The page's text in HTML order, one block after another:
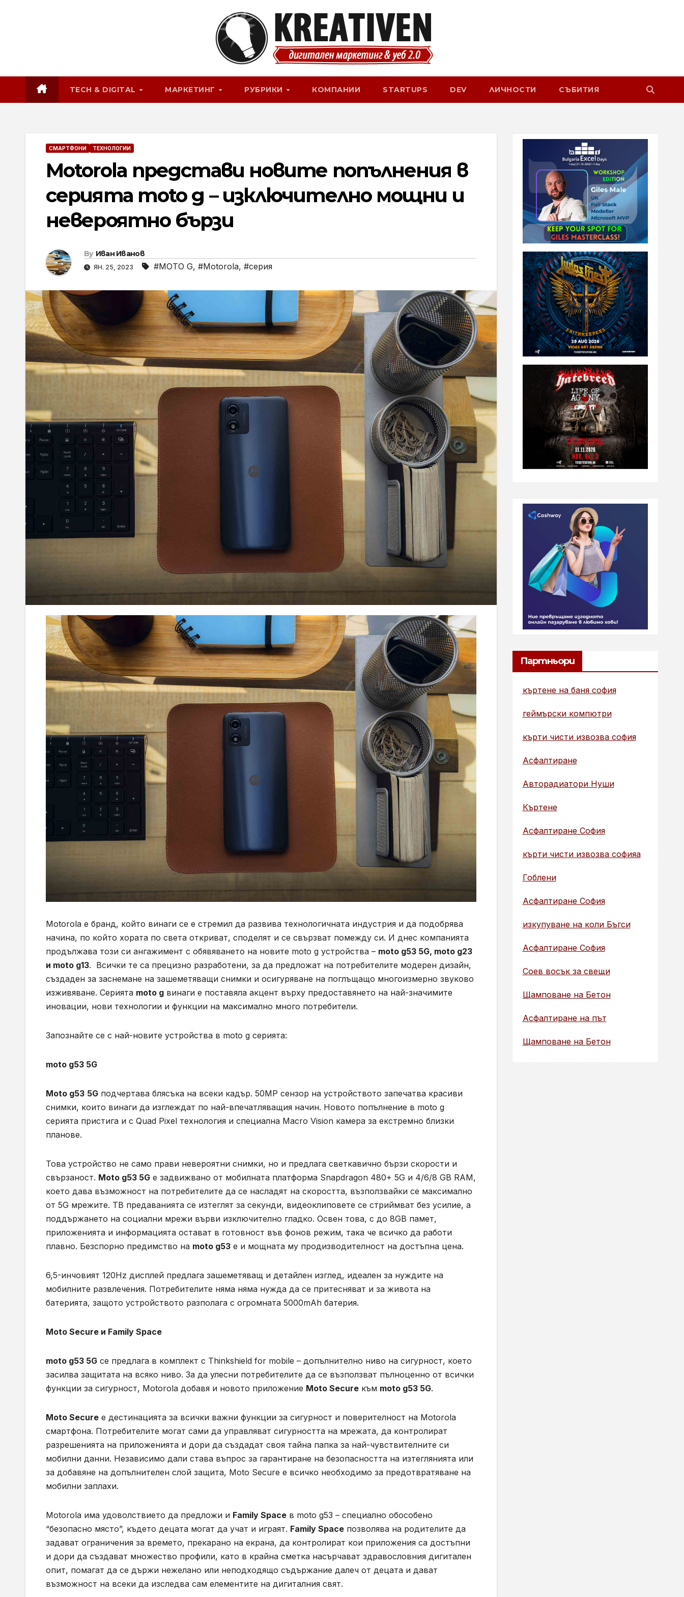
TECH & DIGITAL МАРКЕТИНГ РУБРИКИ КОМПАНИИ STARTUPS DEV ЛИЧНОСТИ СЪБИТИЯ
СМАРТФОНИ ТЕХНОЛОГИИ
Motorola представи новите попълнения в
серията moto g – изключително мощни и
невероятно бързи
By Иван Иванов
ЯН. 25, 2023 #MOTO G, #Motorola, #серия
Motorola е бранд, който винаги се е стремил да развива технологичната индустрия и да подобрява
начина, по който хората по света откриват, споделят и се свързват помежду си. И днес компанията
продължава този си ангажимент с обявяването на новите moto g устройства – moto g53 5G, moto g23
и moto g13. Всички те са прецизно разработени, за да предложат на потребителите модерен дизайн,
създаден за заснемане на зашеметяващи снимки и осигуряване на поглъщащо многоизмерно звуково
изживяване. Серията moto g винаги е поставяла акцент върху предоставянето на най-значимите
иновации, нови технологии и функции на максимално много потребители.
Запознайте се с най-новите устройства в moto g серията:
moto g53 5G
Moto g53 5G подчертава блясъка на всеки кадър. 50MP сензор на устройството запечатва красиви
снимки, които винаги да изглеждат по най-впечатляващия начин. Новото попълнение в moto g
серията пристига и с Quad Pixel технология и специална Macro Vision камера за екстремно близки
планове.
Това устройство не само прави невероятни снимки, но и предлага светкавично бързи скорости и
свързаност. Moto g53 5G e задвижвано от мобилната платформа Snapdragon 480+ 5G и 4/6/8 GB RAM,
което дава възможност на потребителите да се насладят на скоростта, възползвайки се максимално
от 5G мрежите. ТВ предаванията се изтеглят за секунди, видеоклиповете се стриймват без усилие, а
поддържането на социални мрежи върви изключително гладко. Освен това, с до 8GB памет,
приложенията и информацията остават в готовност във фонов режим, така че всичко да работи
плавно. Безспорно предимство на moto g53 e и мощната му продизводителност на достъпна цена.
6,5-инчовият 120Hz дисплей предлага зашеметяващ и детайлен изглед, идеален за нуждите на
мобилните развлечения. Потребителите няма няма нужда да се притесняват и за живота на
батерията, защото устройството разполага с огромната 5000mAh батерия.
Moto Secure и Family Space
moto g53 5G се предлага в комплект с Thinkshield for mobile – допълнително ниво на сигурност, което
засилва защитата на всяко ниво. За да улесни потребителите да се възползват пълноценно от всички
функции за сигурност, Motorola добавя и новото приложение Moto Secure към moto g53 5G.
Moto Secure е дестинацията за всички важни функции за сигурност и поверителност на Motorola
смартфона. Потребителите могат сами да управляват сигурността на мрежата, да контролират
разрешенията на приложенията и дори да създадат своя тайна папка за най-чувствителните си
мобилни данни. Независимо дали става въпрос за гарантиране на безопасността на изтеглянията или
за добавяне на допълнителен слой защита, Moto Secure е всичко необходимо за предотвратяване на
мобилни заплахи.
Motorola има удоволствието да предложи и Family Space в moto g53 – специално обособено
“безопасно място”, където децата могат да учат и играят. Family Space позволява на родителите да
задават ограничения за времето, прекарано на екрана, да контролират кои приложения са достъпни
и дори да създават множество профили, като в крайна сметка насърчават здравословния дигитален
опит, помагат да се държи нежелано или неподходящо съдържание далеч от децата и дават
възможност на всеки да изследва сам елементите на дигиталния свят.
Партньори
къртене на баня софия
геймърски компютри
кърти чисти извозва софия
Асфалтиране
Авторадиатори Нуши
Къртене
Асфалтиране София
кърти чисти извозва софияа
Гоблени
Асфалтиране София
изкупуване на коли Бъгси
Асфалтиране София
Соев восък за свещи
Щамповане на Бетон
Асфалтиране на път
Щамповане на Бетон